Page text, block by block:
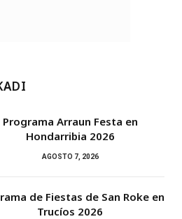
Programa Arraun Festa en
Hondarribia 2026
AGOSTO 7, 2026
de Fiestas de San Roke en
Trucíos 2026